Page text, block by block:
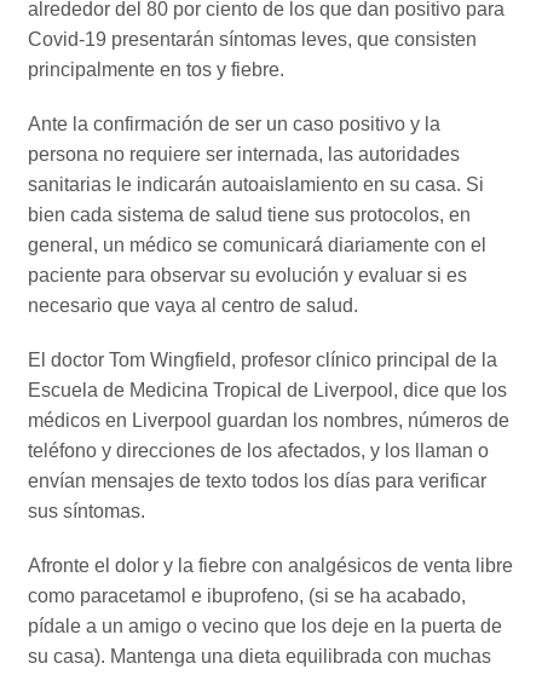
alrededor del 80 por ciento de los que dan positivo para
Covid-19 presentarán síntomas leves, que consisten
principalmente en tos y fiebre.
Ante la confirmación de ser un caso positivo y la
persona no requiere ser internada, las autoridades
sanitarias le indicarán autoaislamiento en su casa. Si
bien cada sistema de salud tiene sus protocolos, en
general, un médico se comunicará diariamente con el
paciente para observar su evolución y evaluar si es
necesario que vaya al centro de salud.
El doctor Tom Wingfield, profesor clínico principal de la
Escuela de Medicina Tropical de Liverpool, dice que los
médicos en Liverpool guardan los nombres, números de
teléfono y direcciones de los afectados, y los llaman o
envían mensajes de texto todos los días para verificar
sus síntomas.
Afronte el dolor y la fiebre con analgésicos de venta libre
como paracetamol e ibuprofeno, (si se ha acabado,
pídale a un amigo o vecino que los deje en la puerta de
su casa). Mantenga una dieta equilibrada con muchas